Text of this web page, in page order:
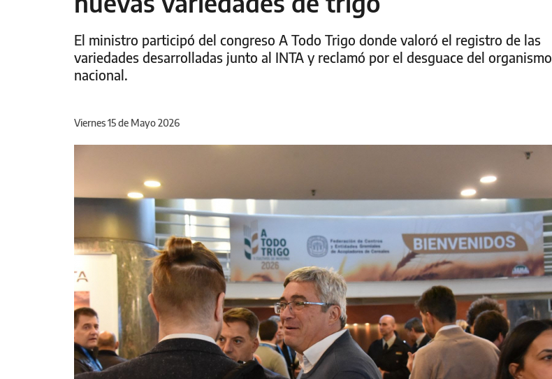
El ministro participó del congreso A Todo Trigo donde valoró el registro de las
variedades desarrolladas junto al INTA y reclamó por el desguace del organismo
nacional.
Viernes 15 de Mayo 2026